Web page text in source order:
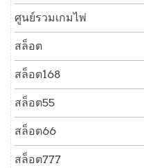
ศูนย์รวมเกมไพ่
สล็อต
สล็อต168
สล็อต55
สล็อต66
สล็อต777